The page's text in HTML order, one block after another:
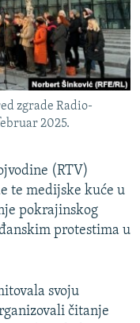
zgrade Radio-
2025.
(RTV)
te medijske kuće u
pokrajinskog
protestima u
svoju
čitanje